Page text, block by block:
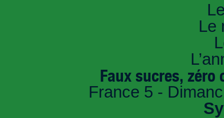
Le
Faux sucres,
France 5 -